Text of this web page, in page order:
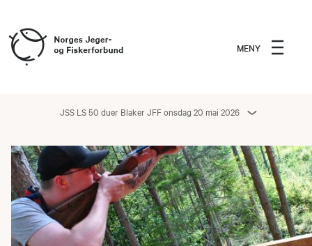
MENY
JSS LS 50 duer Blaker JFF onsdag 20 mai 2026